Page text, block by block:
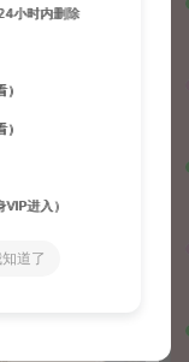
小时内删除
进入）
道了